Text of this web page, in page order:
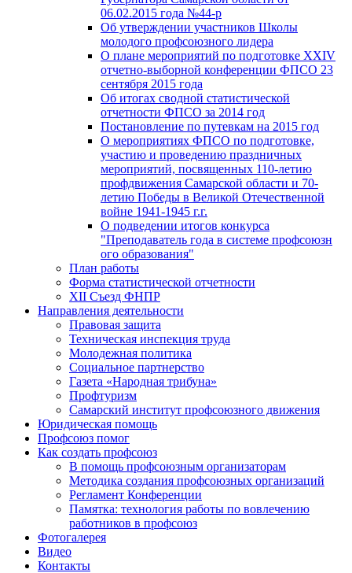
06.02.2015 года №44-р
Об утверждении участников Школы
молодого профсоюзного лидера
О плане мероприятий по подготовке XXIV
отчетно-выборной конференции ФПСО 23
сентября 2015 года
Об итогах сводной статистической
отчетности ФПСО за 2014 год
Постановление по путевкам на 2015 год
О мероприятиях ФПСО по подготовке,
участию и проведению праздничных
мероприятий, посвященных 110-летию
профдвижения Самарской области и 70-
летию Победы в Великой Отечественной
войне 1941-1945 г.г.
О подведении итогов конкурса
"Преподаватель года в системе профсоюзн
ого образования"
План работы
Форма статистической отчетности
XII Съезд ФНПР
Направления деятельности
Правовая защита
Техническая инспекция труда
Молодежная политика
Социальное партнерство
Газета «Народная трибуна»
Профтуризм
Самарский институт профсоюзного движения
Юридическая помощь
Профсоюз помог
Как создать профсоюз
В помощь профсоюзным организаторам
Методика создания профсоюзных организаций
Регламент Конференции
Памятка: технология работы по вовлечению
работников в профсоюз
Фотогалерея
Видео
Контакты